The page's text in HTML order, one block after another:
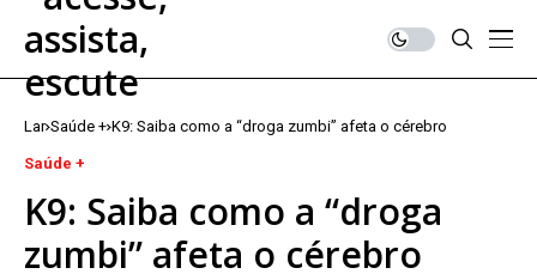
Lar Saúde + K9: Saiba como a “droga zumbi” afeta o cérebro
Saúde +
K9: Saiba como a “droga
zumbi” afeta o cérebro